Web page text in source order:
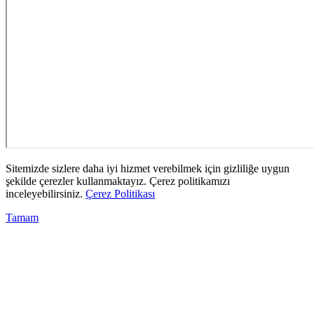
Sitemizde sizlere daha iyi hizmet verebilmek için gizliliğe uygun
şekilde çerezler kullanmaktayız. Çerez politikamızı
inceleyebilirsiniz. Çerez Politikası
Tamam